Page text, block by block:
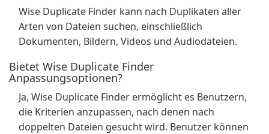
Wise Duplicate Finder kann nach Duplikaten aller
Arten von Dateien suchen, einschließlich
Dokumenten, Bildern, Videos und Audiodateien.
Bietet Wise Duplicate Finder
Anpassungsoptionen?
Ja, Wise Duplicate Finder ermöglicht es Benutzern,
die Kriterien anzupassen, nach denen nach
doppelten Dateien gesucht wird. Benutzer können